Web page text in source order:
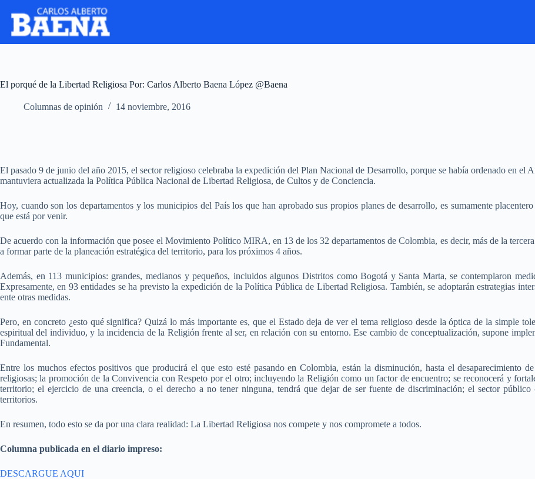
El porqué de la Libertad Religiosa Por: Carlos Alberto Baena López @Baena
Columnas de opinión 14 noviembre, 2016
El pasado 9 de junio del año 2015, el sector religioso celebraba la expedición del Plan Nacional de Desarrollo, porque se había ordenado en
mantuviera actualizada la Política Pública Nacional de Libertad Religiosa, de Cultos y de Conciencia.
Hoy, cuando son los departamentos y los municipios del País los que han aprobado sus propios planes de desarrollo, es sumamente
que está por venir.
De acuerdo con la información que posee el Movimiento Político MIRA, en 13 de los 32 departamentos de Colombia, es decir, más de la
a formar parte de la planeación estratégica del territorio, para los próximos 4 años.
Además, en 113 municipios: grandes, medianos y pequeños, incluidos algunos Distritos como Bogotá y Santa Marta, se contemplaron
Expresamente, en 93 entidades se ha previsto la expedición de la Política Pública de Libertad Religiosa. También, se adoptarán estrategias
ente otras medidas.
Pero, en concreto ¿esto qué significa? Quizá lo más importante es, que el Estado deja de ver el tema religioso desde la óptica de la simple
espiritual del individuo, y la incidencia de la Religión frente al ser, en relación con su entorno. Ese cambio de conceptualización, supone
Fundamental.
Entre los muchos efectos positivos que producirá el que esto esté pasando en Colombia, están la disminución, hasta el desaparecimiento
religiosas; la promoción de la Convivencia con Respeto por el otro; incluyendo la Religión como un factor de encuentro; se reconocerá y
territorio; el ejercicio de una creencia, o el derecho a no tener ninguna, tendrá que dejar de ser fuente de discriminación; el sector
territorios.
En resumen, todo esto se da por una clara realidad: La Libertad Religiosa nos compete y nos compromete a todos.
Columna publicada en el diario impreso:
DESCARGUE AQUI